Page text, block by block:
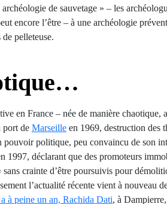
de sauvetage » – les
encore l’être – à une archéologie
pelleteuse.
en France – née de manière chaotique,
port de Marseille en 1969, destruction des
politique, peu convaincu de son
1997, déclarant que des promoteurs
crainte d’être poursuivis pour
l’actualité récente vient à nouveau
à peine un an, Rachida Dati, à